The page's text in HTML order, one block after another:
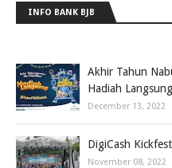
INFO BANK BJB
Akhir Tahun
Hadiah Langsung
December 13, 2022
DigiCash
November 08, 2022